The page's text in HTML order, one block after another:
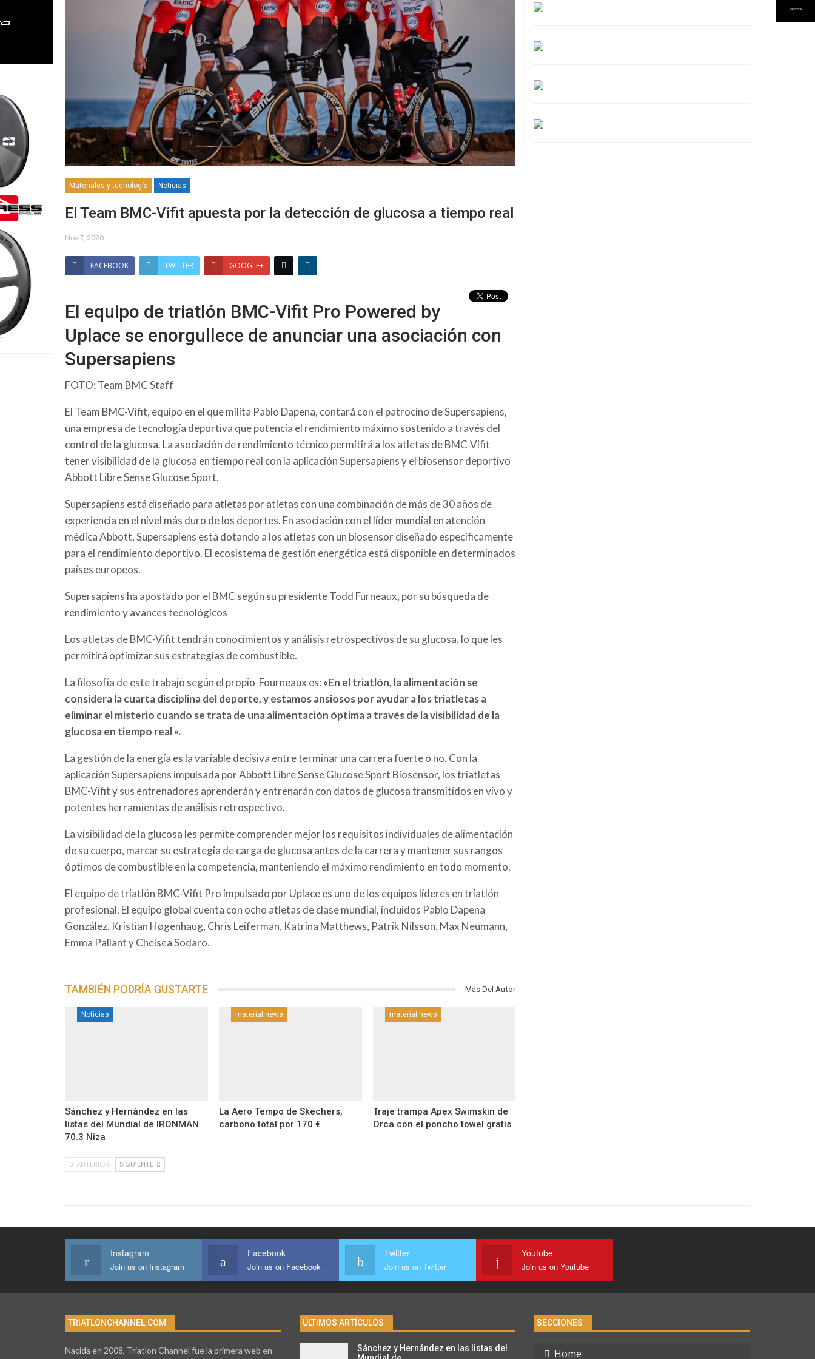
Materiales y tecnología Noticias
El Team BMC-Vifit apuesta por la detección de glucosa a tiempo real
Nov 7, 2020
FACEBOOK TWITTER GOOGLE+
El equipo de triatlón BMC-Vifit Pro Powered by
Uplace se enorgullece de anunciar una asociación con
Supersapiens
FOTO: Team BMC Staff
El Team BMC-Vifit, equipo en el que milita Pablo Dapena, contará con el patrocino de Supersapiens,
una empresa de tecnología deportiva que potencia el rendimiento máximo sostenido a través del
control de la glucosa. La asociación de rendimiento técnico permitirá a los atletas de BMC-Vifit
tener visibilidad de la glucosa en tiempo real con la aplicación Supersapiens y el biosensor deportivo
Abbott Libre Sense Glucose Sport.
Supersapiens está diseñado para atletas por atletas con una combinación de más de 30 años de
experiencia en el nivel más duro de los deportes. En asociación con el líder mundial en atención
médica Abbott, Supersapiens está dotando a los atletas con un biosensor diseñado específicamente
para el rendimiento deportivo. El ecosistema de gestión energética está disponible en determinados
países europeos.
Supersapiens ha apostado por el BMC según su presidenteTodd Furneaux, por su búsqueda de
rendimiento y avances tecnológicos
Los atletas de BMC-Vifit tendrán conocimientos y análisis retrospectivos de su glucosa, lo que les
permitirá optimizar sus estrategias de combustible.
La filosofía de este trabajo según el propio Fourneaux es: «En el triatlón, la alimentación se
considera la cuarta disciplina del deporte, y estamos ansiosos por ayudar a los triatletas a
eliminar el misterio cuando se trata de una alimentación óptima a través de la visibilidad de la
glucosa en tiempo real «.
La gestión de la energía es la variable decisiva entre terminar una carrera fuerte o no. Con la
aplicación Supersapiens impulsada por Abbott Libre Sense Glucose Sport Biosensor, los triatletas
BMC-Vifit y sus entrenadores aprenderán y entrenarán con datos de glucosa transmitidos en vivo y
potentes herramientas de análisis retrospectivo.
La visibilidad de la glucosa les permite comprender mejor los requisitos individuales de alimentación
de su cuerpo, marcar su estrategia de carga de glucosa antes de la carrera y mantener sus rangos
óptimos de combustible en la competencia, manteniendo el máximo rendimiento en todo momento.
El equipo de triatlón BMC-Vifit Pro impulsado por Uplace es uno de los equipos líderes en triatlón
profesional. El equipo global cuenta con ocho atletas de clase mundial, incluidos Pablo Dapena
González, Kristian Høgenhaug, Chris Leiferman, Katrina Matthews, Patrik Nilsson, Max Neumann,
Emma Pallant y Chelsea Sodaro.
TAMBIÉN PODRÍA GUSTARTE Más Del Autor
Noticias
Sánchez y Hernández en las
listas del Mundial de IRONMAN
70.3 Niza
material news
La Aero Tempo de Skechers,
carbono total por 170 €
material news
Traje trampa Apex Swimskin de
Orca con el poncho towel gratis
ANTERIOR SIGUIENTE
Instagram
Join us on Instagram
Facebook
Join us on Facebook
Twitter
Join us on Twitter
Youtube
Join us on Youtube
TRIATLONCHANNEL.COM
Nacida en 2008, Triatlon Channel fue la primera web en
ÚLTIMOS ARTÍCULOS
Sánchez y Hernández en las listas del
SECCIONES
Home